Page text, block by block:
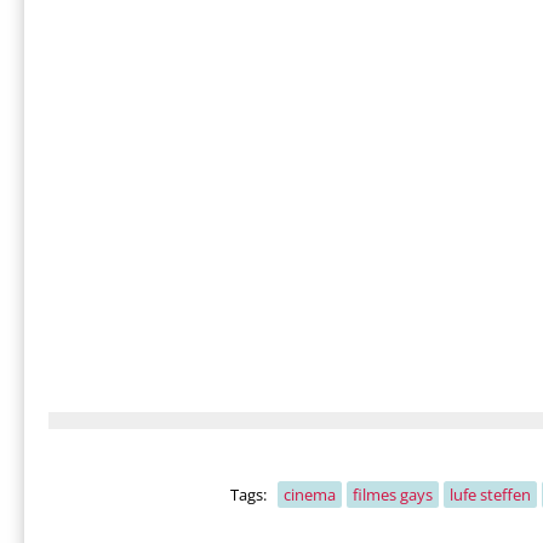
Tags: cinema filmes gays lufe steffen